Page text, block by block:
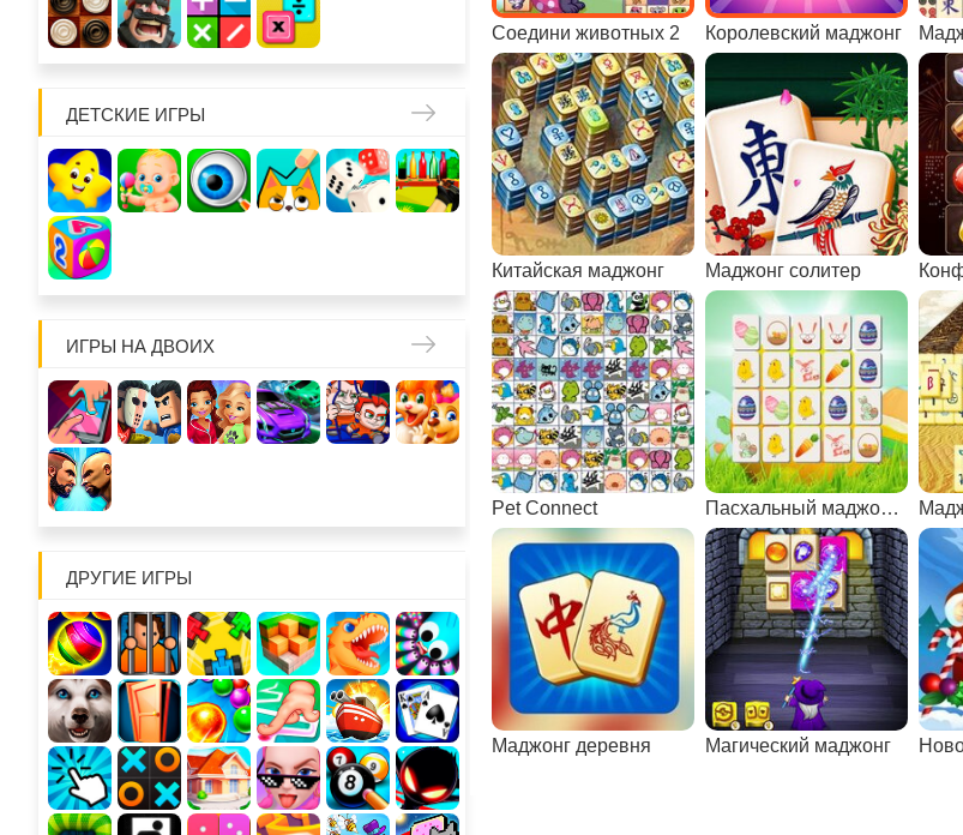
ДЕТСКИЕ ИГРЫ
ИГРЫ НА ДВОИХ
ДРУГИЕ ИГРЫ
Соедини животных 2 Королевский маджонг
Китайская маджонг Маджонг солитер
Pet Connect Пасхальный маджонг Коннект
Маджонг деревня Магический маджонг